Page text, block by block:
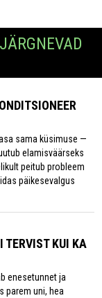
sama küsimuse —
elamisväärseks
peitub probleem
päikesevalgus
TERVIST KUI KA
enesetunnet ja
parem uni, hea